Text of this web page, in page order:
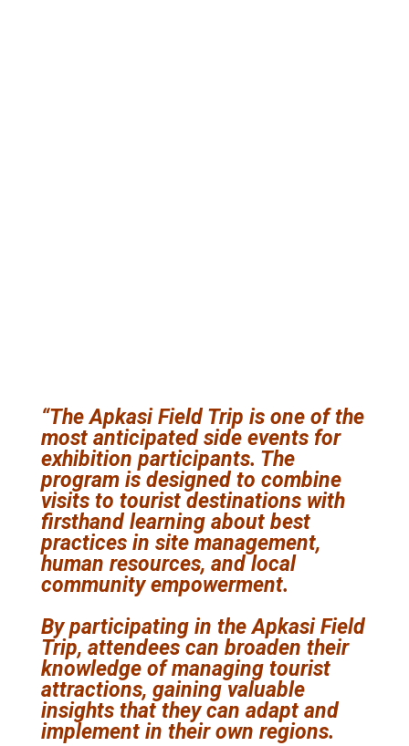
“The Apkasi Field Trip is one of the
most anticipated side events for
exhibition participants. The
program is designed to combine
visits to tourist destinations with
firsthand learning about best
practices in site management,
human resources, and local
community empowerment.
By participating in the Apkasi Field
Trip, attendees can broaden their
knowledge of managing tourist
attractions, gaining valuable
insights that they can adapt and
implement in their own regions.